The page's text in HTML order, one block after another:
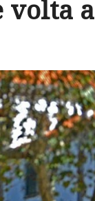
volta a